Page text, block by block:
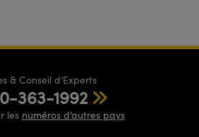
& Conseil d’Experts
363-1992
les numéros d’autres pays